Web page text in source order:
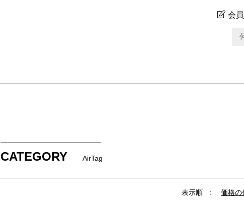
会
CATEGORY AirTag
表示順 : 価格の